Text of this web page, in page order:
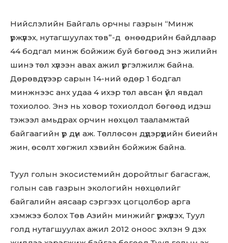
Нийслэлийн Байгаль орчны газрын “Минж
үржүүлэх, нутагшуулах төв”-д өнөөдрийн байдлаар
44 бодгал минж бойжиж буй бөгөөд энэ жилийн
шинэ төл хүлээн авах ажил үргэлжилж байна.
Дөрөвдүгээр сарын 14-ний өдөр 1 бодгал
минжнээс анх удаа 4 ихэр төл авсан үйл явдал
тохиолоо. Энэ нь ховор тохиолдол бөгөөд идэш
тэжээл амьдрах орчин нөхцөл тааламжтай
байгаагийн үр дүн аж. Төллөсөн дүдэрүүдийн биеийн
жин, өсөлт хөгжил хэвийн бойжиж байна.
Туул голын экосистемийн доройтлыг багасгаж,
голын сав газрын экологийн нөхцөлийг
байгалийн аясаар сэргээх цогцолбор арга
хэмжээ болох Төв Азийн минжийг үржүүлэх, Туул
голд нутагшуулах ажил 2012 оноос эхлэн 9 дэх